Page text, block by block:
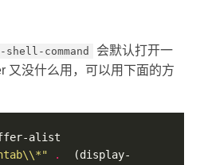
shell-command
会默认打开一
又没什么用，可以用下面的方
.
  (display-